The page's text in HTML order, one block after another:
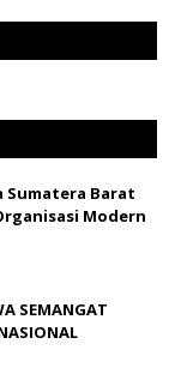
Sumatera Barat
Modern
SEMANGAT